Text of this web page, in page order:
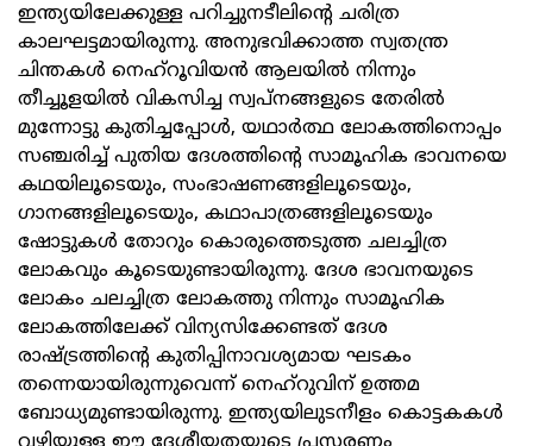
ഇന്ത്യയിലേക്കുള്ള പറിച്ചുനടീലിന്റെ ചരിത്ര
കാലഘട്ടമായിരുന്നു. അനുഭവിക്കാത്ത സ്വതന്ത്ര
ചിന്തകള്‍ നെഹ്റൂവിയന്‍ ആലയില്‍ നിന്നും
തീച്ചൂളയില്‍ വികസിച്ച സ്വപ്നങ്ങളുടെ തേരില്‍
മുന്നോട്ടു കുതിച്ചപ്പോള്‍, യഥാര്‍ത്ഥ ലോകത്തിനൊപ്പം
സഞ്ചരിച്ച് പുതിയ ദേശത്തിന്റെ സാമൂഹിക ഭാവനയെ
കഥയിലൂടെയും, സംഭാഷണങ്ങളിലൂടെയും,
ഗാനങ്ങളിലൂടെയും, കഥാപാത്രങ്ങളിലൂടെയും
ഷോട്ടുകള്‍ തോറും കൊരുത്തെടുത്ത ചലച്ചിത്ര
ലോകവും കൂടെയുണ്ടായിരുന്നു. ദേശ ഭാവനയുടെ
ലോകം ചലച്ചിത്ര ലോകത്തു നിന്നും സാമൂഹിക
ലോകത്തിലേക്ക് വിന്യസിക്കേണ്ടത് ദേശ
രാഷ്ട്രത്തിന്റെ കുതിപ്പിനാവശ്യമായ ഘടകം
തന്നെയായിരുന്നുവെന്ന് നെഹ്റുവിന് ഉത്തമ
ബോധ്യമുണ്ടായിരുന്നു. ഇന്ത്യയിലുടനീളം കൊട്ടകകള്‍